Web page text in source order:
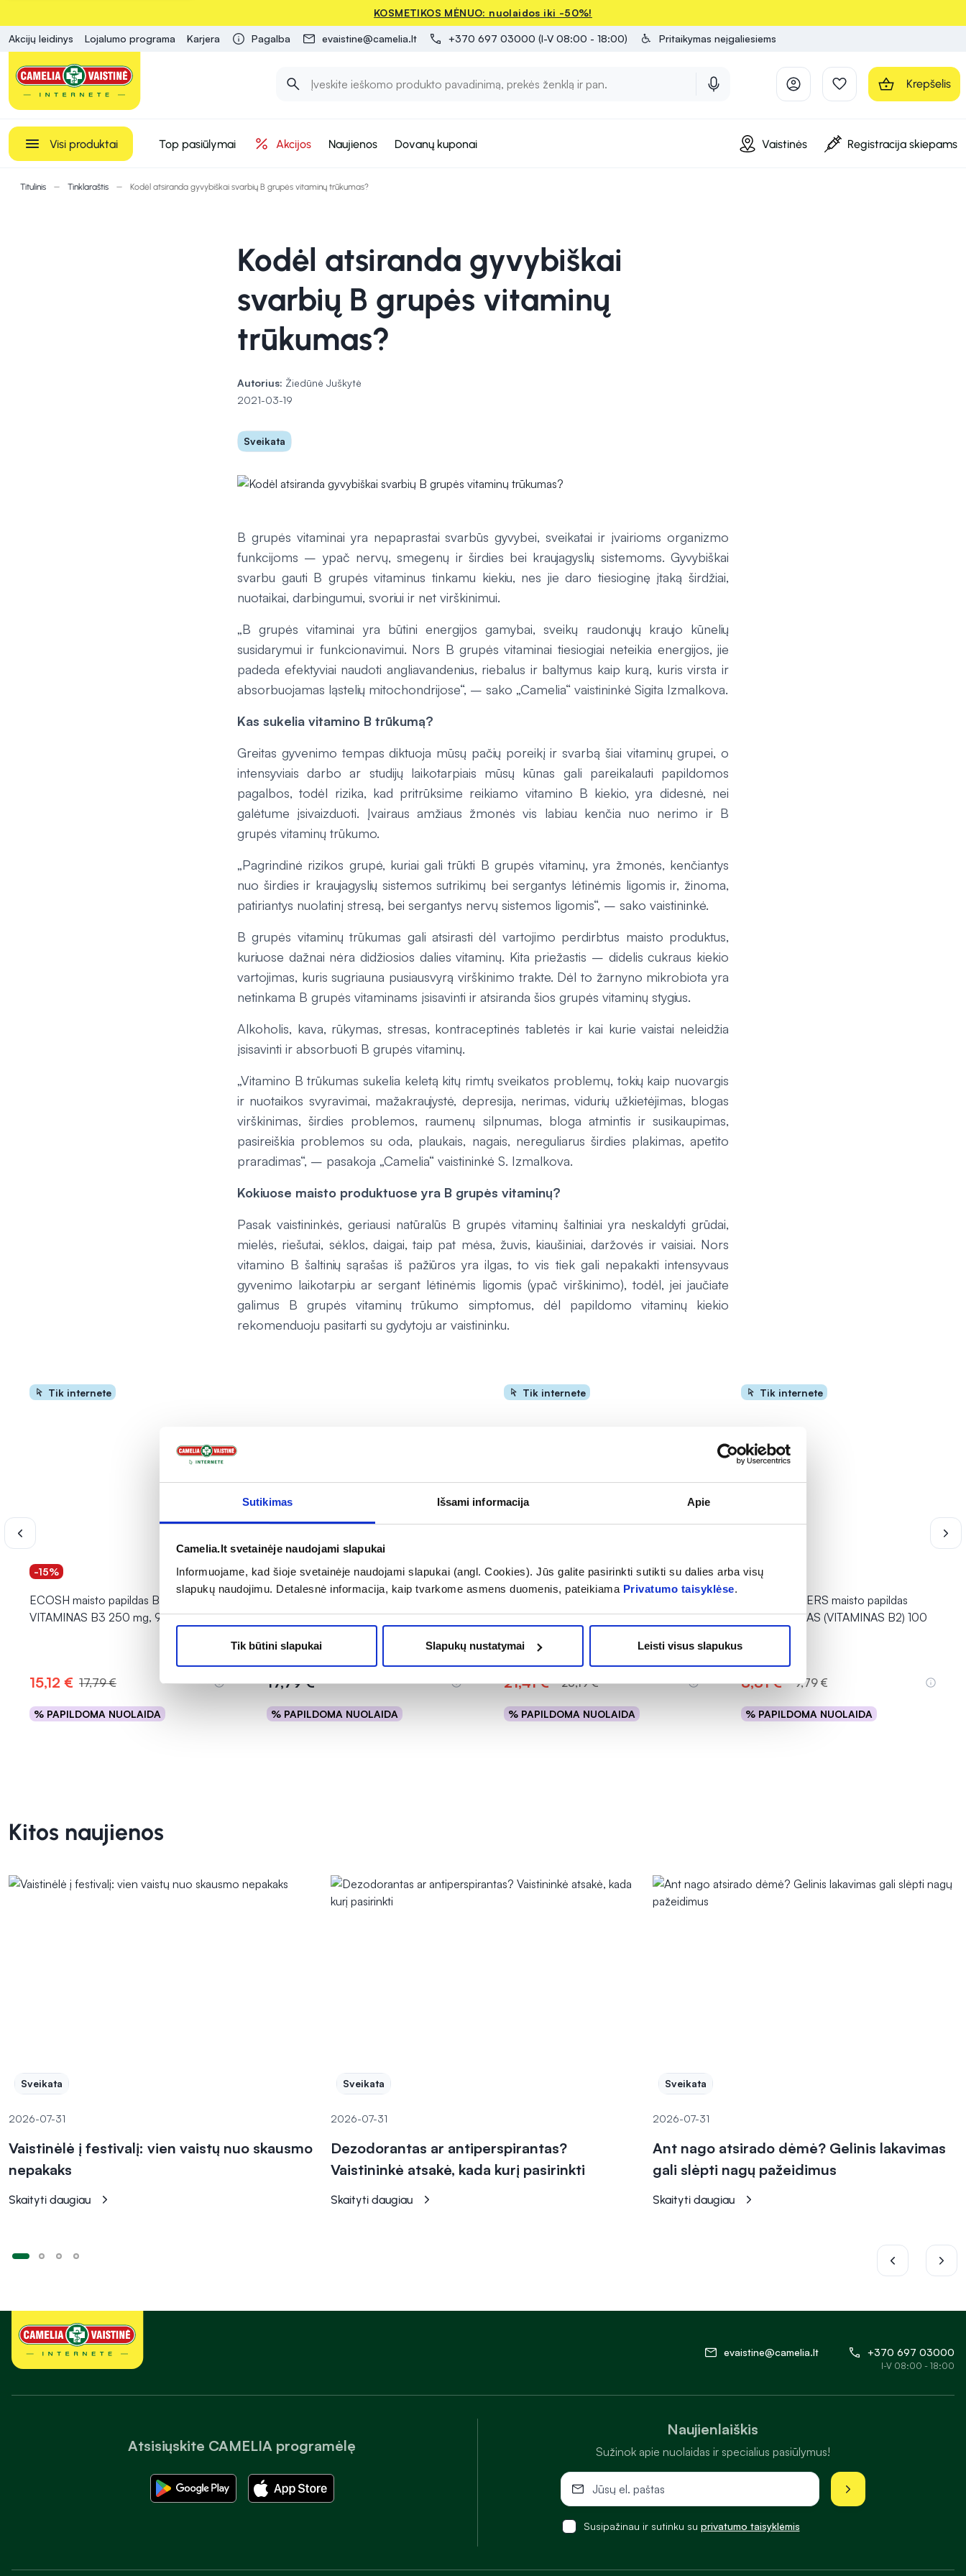
Sutikimas Išsami informacija Apie
Camelia.lt svetainėje naudojami slapukai
Informuojame, kad šioje svetainėje naudojami slapukai (angl. Cookies). Jūs galite pasirinkti sutikti su dalies arba visų
slapukų naudojimu. Detalesnė informacija, kaip tvarkome asmens duomenis, pateikiama Privatumo taisyklėse.
Tik būtini slapukai Slapukų nustatymai Leisti visus slapukus
KOSMETIKOS MĖNUO: nuolaidos iki -50%!
Akcijų leidinys Lojalumo programa Karjera Pagalba evaistine@camelia.lt +370 697 03000 (I-V 08:00 - 18:00) Pritaikymas neįgaliesiems
Krepšelis
Visi produktai Top pasiūlymai Akcijos Naujienos Dovanų kuponai Vaistinės Registracija skiepams
Titulinis Tinklaraštis Kodėl atsiranda gyvybiškai svarbių B grupės vitaminų trūkumas?
Kodėl atsiranda gyvybiškai
svarbių B grupės vitaminų
trūkumas?
Autorius: Žiedūnė Juškytė
2021-03-19
Sveikata
B grupės vitaminai yra nepaprastai svarbūs gyvybei, sveikatai ir įvairioms organizmo
funkcijoms – ypač nervų, smegenų ir širdies bei kraujagyslių sistemoms. Gyvybiškai
svarbu gauti B grupės vitaminus tinkamu kiekiu, nes jie daro tiesioginę įtaką širdžiai,
nuotaikai, darbingumui, svoriui ir net virškinimui.
„B grupės vitaminai yra būtini energijos gamybai, sveikų raudonųjų kraujo kūnelių
susidarymui ir funkcionavimui. Nors B grupės vitaminai tiesiogiai neteikia energijos, jie
padeda efektyviai naudoti angliavandenius, riebalus ir baltymus kaip kurą, kuris virsta ir
absorbuojamas ląstelių mitochondrijose“, – sako „Camelia“ vaistininkė Sigita Izmalkova.
Kas sukelia vitamino B trūkumą?
Greitas gyvenimo tempas diktuoja mūsų pačių poreikį ir svarbą šiai vitaminų grupei, o
intensyviais darbo ar studijų laikotarpiais mūsų kūnas gali pareikalauti papildomos
pagalbos, todėl rizika, kad pritrūksime reikiamo vitamino B kiekio, yra didesnė, nei
galėtume įsivaizduoti. Įvairaus amžiaus žmonės vis labiau kenčia nuo nerimo ir B
grupės vitaminų trūkumo.
„Pagrindinė rizikos grupė, kuriai gali trūkti B grupės vitaminų, yra žmonės, kenčiantys
nuo širdies ir kraujagyslių sistemos sutrikimų bei sergantys lėtinėmis ligomis ir, žinoma,
patiriantys nuolatinį stresą, bei sergantys nervų sistemos ligomis“, – sako vaistininkė.
B grupės vitaminų trūkumas gali atsirasti dėl vartojimo perdirbtus maisto produktus,
kuriuose dažnai nėra didžiosios dalies vitaminų. Kita priežastis – didelis cukraus kiekio
vartojimas, kuris sugriauna pusiausvyrą virškinimo trakte. Dėl to žarnyno mikrobiota yra
netinkama B grupės vitaminams įsisavinti ir atsiranda šios grupės vitaminų stygius.
Alkoholis, kava, rūkymas, stresas, kontraceptinės tabletės ir kai kurie vaistai neleidžia
įsisavinti ir absorbuoti B grupės vitaminų.
„Vitamino B trūkumas sukelia keletą kitų rimtų sveikatos problemų, tokių kaip nuovargis
ir nuotaikos svyravimai, mažakraujystė, depresija, nerimas, vidurių užkietėjimas, blogas
virškinimas, širdies problemos, raumenų silpnumas, bloga atmintis ir susikaupimas,
pasireiškia problemos su oda, plaukais, nagais, nereguliarus širdies plakimas, apetito
praradimas“, – pasakoja „Camelia“ vaistininkė S. Izmalkova.
Kokiuose maisto produktuose yra B grupės vitaminų?
Pasak vaistininkės, geriausi natūralūs B grupės vitaminų šaltiniai yra neskaldyti grūdai,
mielės, riešutai, sėklos, daigai, taip pat mėsa, žuvis, kiaušiniai, daržovės ir vaisiai. Nors
vitamino B šaltinių sąrašas iš pažiūros yra ilgas, to vis tiek gali nepakakti intensyvaus
gyvenimo laikotarpiu ar sergant lėtinėmis ligomis (ypač virškinimo), todėl, jei jaučiate
galimus B grupės vitaminų trūkumo simptomus, dėl papildomo vitaminų kiekio
rekomenduoju pasitarti su gydytoju ar vaistininku.
Tik internete
-15%
ECOSH maisto papildas BIOAKTYVUS
VITAMINAS B3 250 mg, 90 kaps.
15,12 € 17,79 €
% PAPILDOMA NUOLAIDA
Į krepšelį
VITAMINAS B12 1200 mcg, 90 kaps.
17,79 €
% PAPILDOMA NUOLAIDA
Į krepšelį
Tik internete
-15% *
VITAMINAS B12
21,41 €* 25,19 €
% PAPILDOMA NUOLAIDA
Į krepšelį
Tik internete
-10% *
RAW POWDERS maisto papildas
RIBOFLAVINAS (VITAMINAS B2) 100
8,81 €* 9,79 €
% PAPILDOMA NUOLAIDA
Į krepšelį
Kitos naujienos
Sveikata
2026-07-31
Vaistinėlė į festivalį: vien vaistų nuo skausmo
nepakaks
Skaityti daugiau
Sveikata
2026-07-31
Dezodorantas ar antiperspirantas?
Vaistininkė atsakė, kada kurį pasirinkti
Skaityti daugiau
Sveikata
2026-07-31
Ant nago atsirado dėmė? Gelinis lakavimas
gali slėpti nagų pažeidimus
Skaityti daugiau
Atsisiųskite CAMELIA programėlę
Naujienlaiškis
Sužinok apie nuolaidas ir specialius pasiūlymus!
Susipažinau ir sutinku su privatumo taisyklėmis
evaistine@camelia.lt +370 697 03000
I-V 08:00 - 18:00